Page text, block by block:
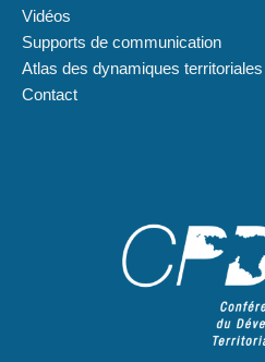
Vidéos
Supports de communication
Atlas des dynamiques territoriales
Contact